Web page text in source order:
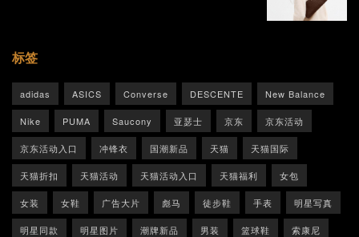
标签
adidas ASICS Converse DESCENTE New Balance
Nike PUMA Saucony 亚瑟士 京东 京东活动
京东活动入口 冲锋衣 国潮新品 天猫 天猫国际
天猫折扣 天猫活动 天猫活动入口 天猫福利 女包
女装 女鞋 广告大片 彪马 徒步鞋 手表 明星写真
明星同款 明星图片 潮牌新品 男装 篮球鞋 索康尼